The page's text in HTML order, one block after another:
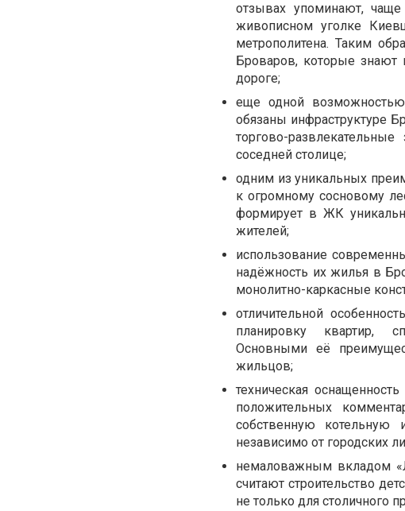
отзывах упоминают,
живописном уголке
метрополитена. Таким
Броваров, которые знают
дороге;
еще одной
обязаны инфраструктуре
торгово-
соседней столице;
одним из уникальных
к огромному сосновому
формирует в ЖК
жителей;
использование
надёжность их жилья в
монолитно-каркасные
отличительной
планировку квартир,
Основными её
жильцов;
техническая
положительных
собственную
независимо от городских
немаловажным вкладом
считают строительство
не только для столичного